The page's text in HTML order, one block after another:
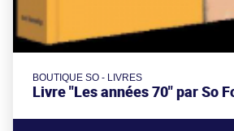
BOUTIQUE SO - LIVRES
Livre "Les années 70" par So